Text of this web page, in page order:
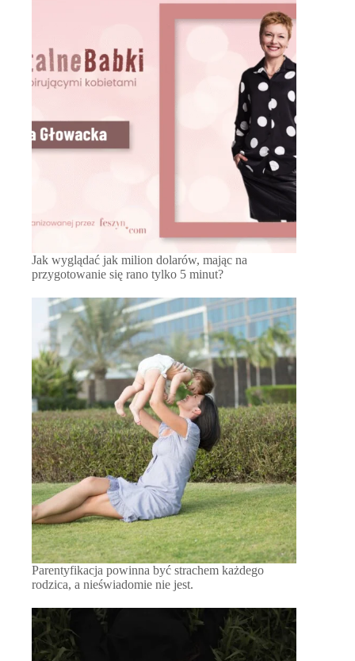
Jak wyglądać jak milion dolarów, mając na
przygotowanie się rano tylko 5 minut?
Parentyfikacja powinna być strachem każdego
rodzica, a nieświadomie nie jest.